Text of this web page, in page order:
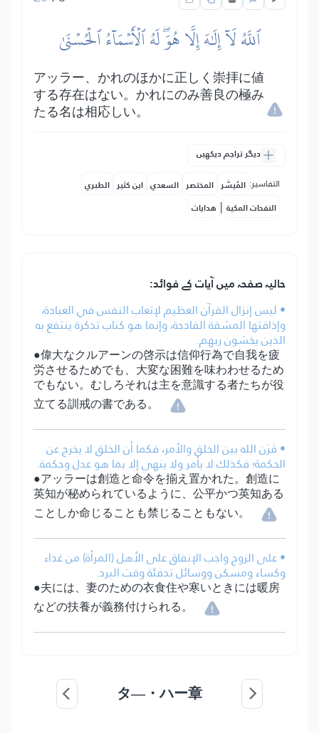
ٱللَّهُ لَآ إِلَٰهَ إِلَّا هُوَۖ لَهُ ٱلۡأَسۡمَآءُ ٱلۡحُسۡنَىٰ
アッラー、かれのほかに正しく崇拝に値
する存在はない。かれにのみ善良の極み
たる名は相応しい。
دیگر تراجم دیکھیں
التفاسير: المُيسَّر المختصر السعدي ابن كثير الطبري
النفحات المكية | هدايات
حالیہ صفحہ میں آیات کے فوائد:
• ليس إنزال القرآن العظيم لإتعاب النفس في العبادة،
وإذاقتها المشقة الفادحة، وإنما هو كتاب تذكرة ينتفع به
الذين يخشون ربهم.
●偉大なクルアーンの啓示は信仰行為で自我を疲
労させるためでも、大変な困難を味わわせるため
でもない。むしろそれは主を意識する者たちが役
立てる訓戒の書である。
• قَرَن الله بين الخلق والأمر، فكما أن الخلق لا يخرج عن
الحكمة؛ فكذلك لا يأمر ولا ينهى إلا بما هو عدل وحكمة.
●アッラーは創造と命令を揃え置かれた。創造に
英知が秘められているように、公平かつ英知ある
ことしか命じることも禁じることもない。
• على الزوج واجب الإنفاق على الأهل (المرأة) من غذاء
وكساء ومسكن ووسائل تدفئة وقت البرد.
●夫には、妻のための衣食住や寒いときには暖房
などの扶養が義務付けられる。
タ―・ハー章